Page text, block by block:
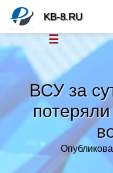
ВСУ за
KB-8.RU
☰
Новости
Тренды новостей»
»
Правила »